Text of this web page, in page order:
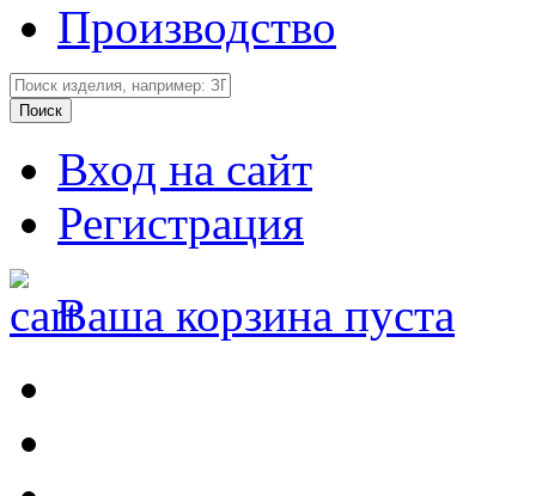
Производство
Вход на сайт
Регистрация
Ваша корзина пуста